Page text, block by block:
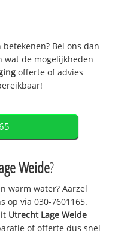
Bel ons dan
wat de mogelijkheden
offerte of advies
Weide?
warm water? Aarzel
op via 030-7601165.
Utrecht Lage Weide
of offerte dus snel